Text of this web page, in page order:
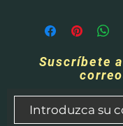
Suscríbete